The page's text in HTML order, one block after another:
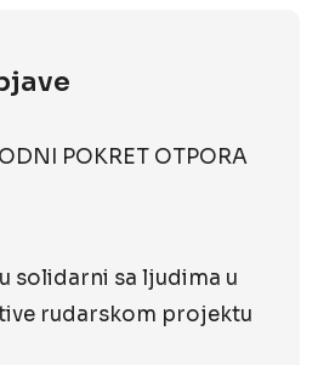
POKRET OTPORA
solidarni sa ljudima u
rudarskom projektu